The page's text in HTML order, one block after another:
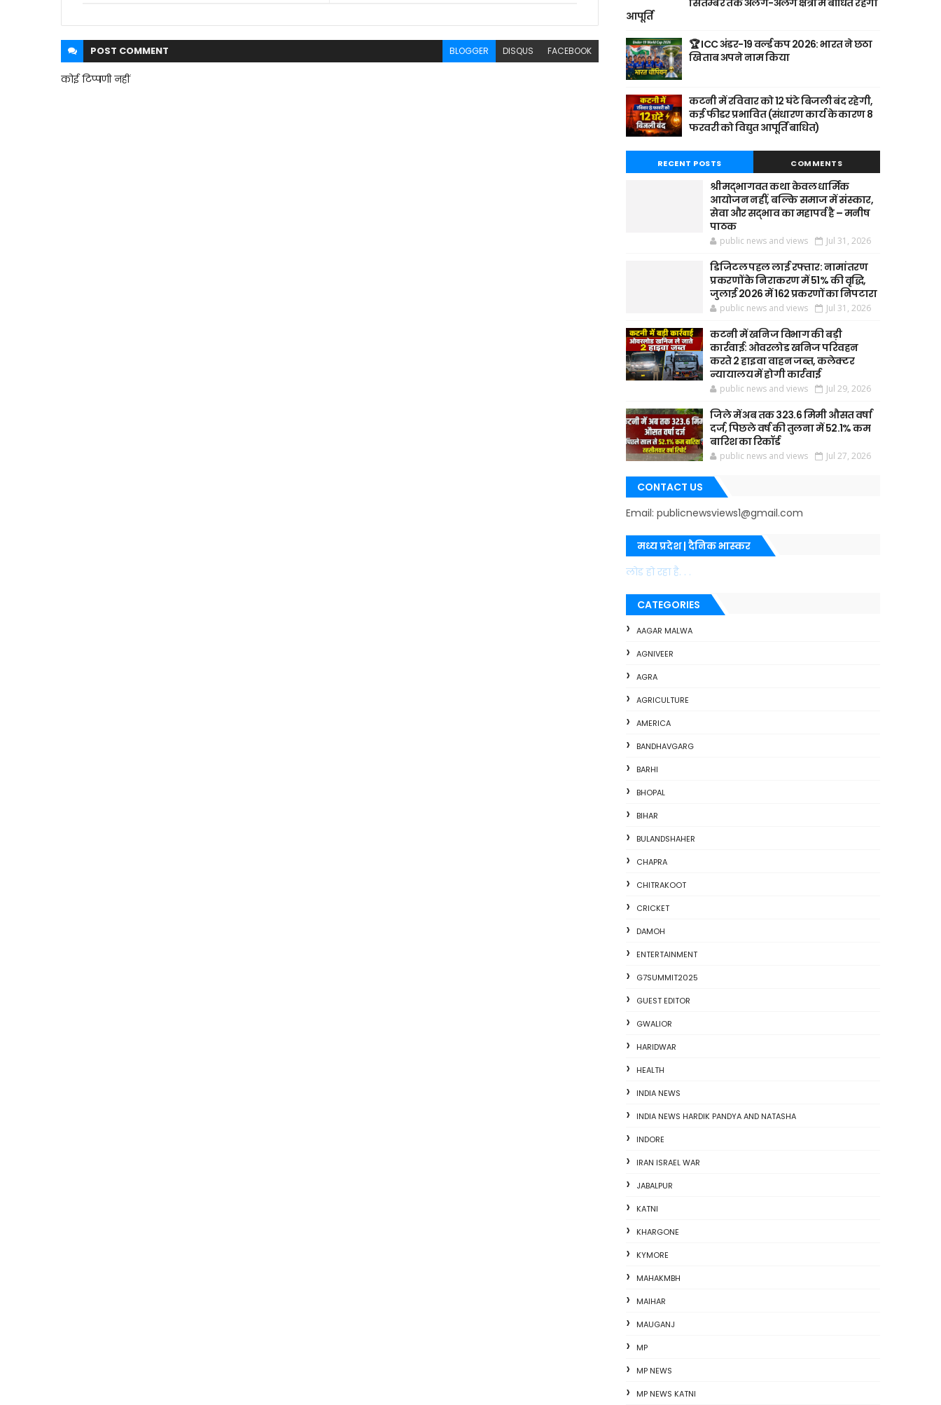
POST COMMENT BLOGGER DISQUS FACEBOOK
कोई टिप्पणी नहीं
सितम्बर तक अलग-अलग क्षेत्रों में बाधित रहेगी
आपूर्ति
🏆 ICC अंडर-19 वर्ल्ड कप 2026: भारत ने छठा
खिताब अपने नाम किया
कटनी में रविवार को 12 घंटे बिजली बंद रहेगी,
कई फीडर प्रभावित (संधारण कार्य के कारण 8
फरवरी को विद्युत आपूर्ति बाधित)
RECENT POSTS COMMENTS
श्रीमद्भागवत कथा केवल धार्मिक
आयोजन नहीं, बल्कि समाज में संस्कार,
सेवा और सद्भाव का महापर्व है – मनीष
पाठक
public news and views Jul 31, 2026
डिजिटल पहल लाई रफ्तार: नामांतरण
प्रकरणों के निराकरण में 51% की वृद्धि,
जुलाई 2026 में 162 प्रकरणों का निपटारा
public news and views Jul 31, 2026
कटनी में खनिज विभाग की बड़ी
कार्रवाई: ओवरलोड खनिज परिवहन
करते 2 हाइवा वाहन जब्त, कलेक्टर
न्यायालय में होगी कार्रवाई
public news and views Jul 29, 2026
जिले में अब तक 323.6 मिमी औसत वर्षा
दर्ज, पिछले वर्ष की तुलना में 52.1% कम
बारिश का रिकॉर्ड
public news and views Jul 27, 2026
CONTACT US
Email: publicnewsviews1@gmail.com
मध्य प्रदेश | दैनिक भास्कर
लोड हो रहा है. . .
CATEGORIES
AAGAR MALWA
AGNIVEER
AGRA
AGRICULTURE
AMERICA
BANDHAVGARG
BARHI
BHOPAL
BIHAR
BULANDSHAHER
CHAPRA
CHITRAKOOT
CRICKET
DAMOH
ENTERTAINMENT
G7SUMMIT2025
GUEST EDITOR
GWALIOR
HARIDWAR
HEALTH
INDIA NEWS
INDIA NEWS HARDIK PANDYA AND NATASHA
INDORE
IRAN ISRAEL WAR
JABALPUR
KATNI
KHARGONE
KYMORE
MAHAKMBH
MAIHAR
MAUGANJ
MP
MP NEWS
MP NEWS KATNI